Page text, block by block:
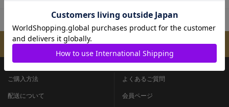
メールマガジンのご案内
ご購入方法
配送について
よくあるご質問
会員ページ